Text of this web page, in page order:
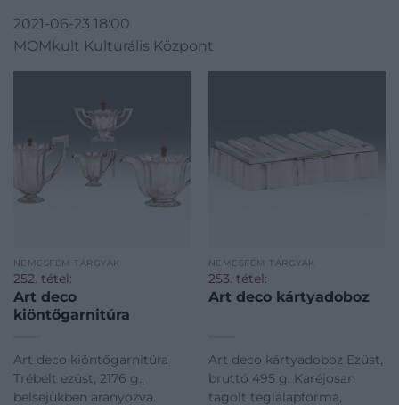
2021-06-23 18:00
MOMkult Kulturális Központ
NEMESFÉM TÁRGYAK
252. tétel:
Art deco
kiöntőgarnitúra
Art deco kiöntőgarnitúra
Trébelt ezüst, 2176 g.,
belsejükben aranyozva.
NEMESFÉM TÁRGYAK
253. tétel:
Art deco kártyadoboz
Art deco kártyadoboz Ezüst,
bruttó 495 g. Karéjosan
tagolt téglalapforma,